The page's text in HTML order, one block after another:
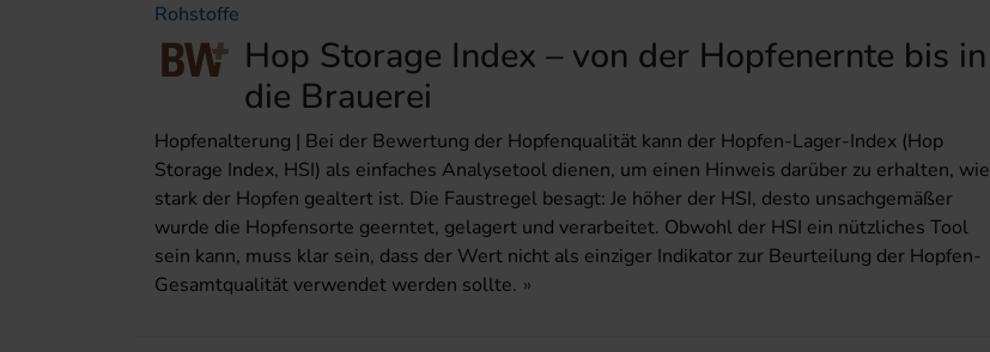
Rohstoffe
Hop Storage Index – von der Hopfenernte bis in
die Brauerei
Hopfenalterung | Bei der Bewertung der Hopfenqualität kann der Hopfen-Lager-Index (Hop
Storage Index, HSI) als einfaches Analysetool dienen, um einen Hinweis darüber zu erhalten, wie
stark der Hopfen gealtert ist. Die Faustregel besagt: Je höher der HSI, desto unsachgemäßer
wurde die Hopfensorte geerntet, gelagert und verarbeitet. Obwohl der HSI ein nützliches Tool
sein kann, muss klar sein, dass der Wert nicht als einziger Indikator zur Beurteilung der Hopfen-
Gesamtqualität verwendet werden sollte.